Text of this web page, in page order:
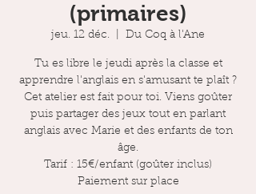
(primaires)
jeu. 12 déc. Du Coq à l'Ane
Tu es libre le jeudi après la classe et
apprendre l'anglais en s'amusant te plaît ?
Cet atelier est fait pour toi. Viens goûter
puis partager des jeux tout en parlant
anglais avec Marie et des enfants de ton
âge.
Tarif : 15€/enfant (goûter inclus)
Paiement sur place